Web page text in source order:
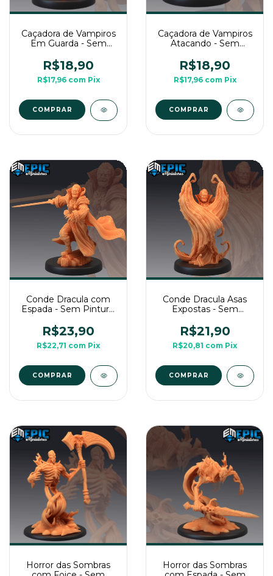
Caçadora de Vampiros
Em Guarda - Sem
Média Para Rpg de
Mesa
R$18,90
R$17,96 com Pix
COMPRAR
Caçadora de Vampiros
Atacando - Sem
Média Para RPG de
Mesa
R$18,90
R$17,96 com Pix
COMPRAR
Conde Dracula com
Espada - Sem Pintura,
Para RPG de Mesa
R$23,90
R$22,71 com Pix
COMPRAR
Conde Dracula Asas
Expostas - Sem
Média Para RPG de
Mesa
R$21,90
R$20,81 com Pix
COMPRAR
Horror das Sombras
Horror das Sombras